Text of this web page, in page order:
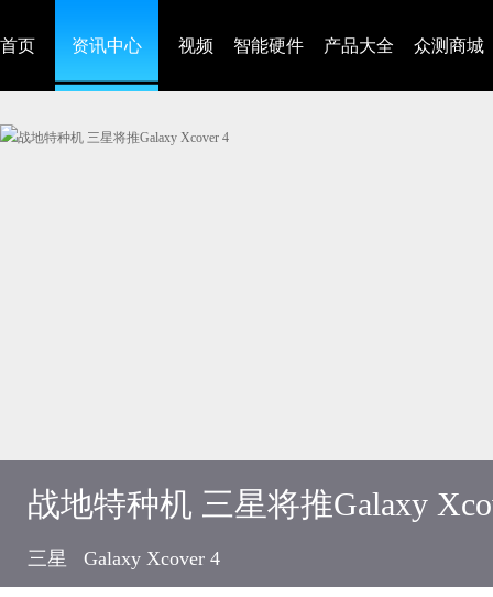
首页 资讯中心 视频 智能硬件 产品大全 众测商城
战地特种机 三星将推Galaxy
三星 Galaxy Xcover 4